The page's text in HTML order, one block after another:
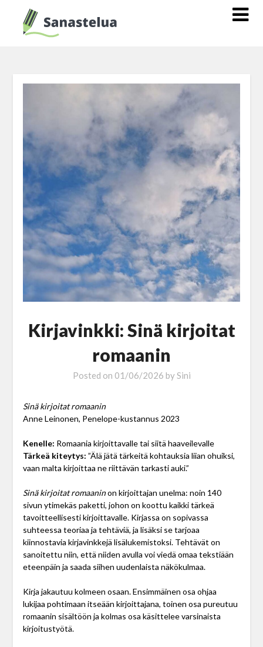
Kirjavinkki: Sinä kirjoitat
romaanin
Posted on 01/06/2026 by Sini
Sinä kirjoitat romaanin
Anne Leinonen, Penelope-kustannus 2023
Kenelle: Romaania kirjoittavalle tai siitä haaveilevalle
Tärkeä kiteytys: ”Älä jätä tärkeitä kohtauksia liian ohuiksi,
vaan malta kirjoittaa ne riittävän tarkasti auki.”
Sinä kirjoitat romaaninon kirjoittajan unelma: noin 140
sivun ytimekäs paketti, johon on koottu kaikki tärkeä
tavoitteellisesti kirjoittavalle. Kirjassa on sopivassa
suhteessa teoriaa ja tehtäviä, ja lisäksi se tarjoaa
kiinnostavia kirjavinkkejä lisälukemistoksi. Tehtävät on
sanoitettu niin, että niiden avulla voi viedä omaa tekstiään
eteenpäin ja saada siihen uudenlaista näkökulmaa.
Kirja jakautuu kolmeen osaan. Ensimmäinen osa ohjaa
lukijaa pohtimaan itseään kirjoittajana, toinen osa pureutuu
romaanin sisältöön ja kolmas osa käsittelee varsinaista
kirjoitustyötä.